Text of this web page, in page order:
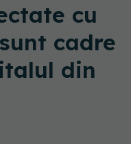
cu
cadre
din